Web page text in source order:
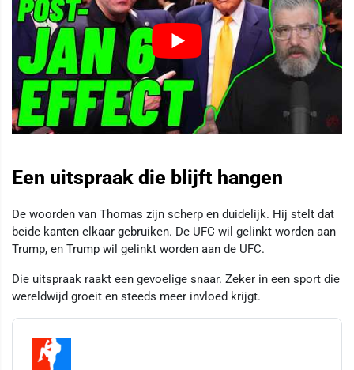
Een uitspraak die blijft hangen
De woorden van Thomas zijn scherp en duidelijk. Hij stelt dat
beide kanten elkaar gebruiken. De UFC wil gelinkt worden aan
Trump, en Trump wil gelinkt worden aan de UFC.
Die uitspraak raakt een gevoelige snaar. Zeker in een sport die
wereldwijd groeit en steeds meer invloed krijgt.